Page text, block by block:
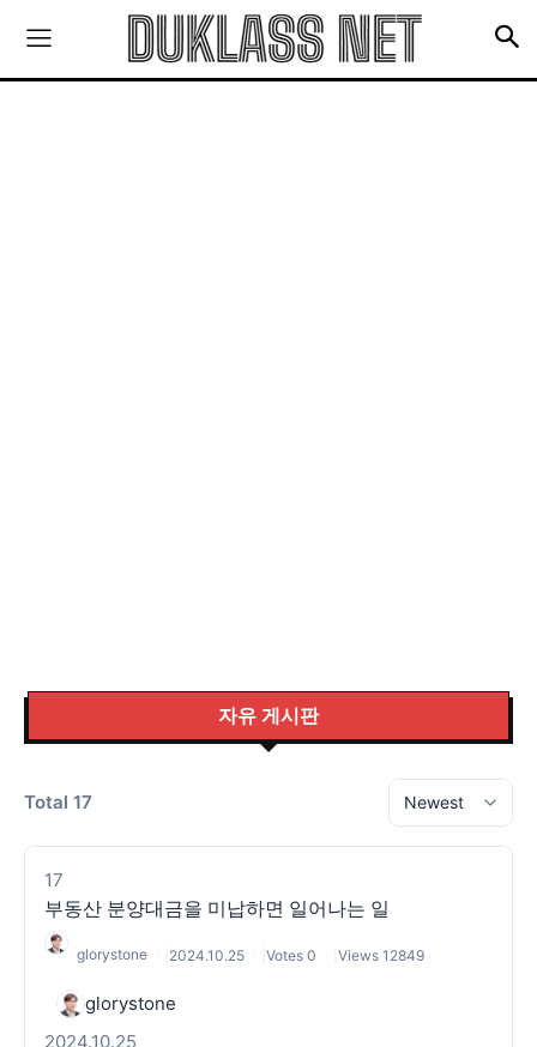
자유 게시판
Total 17
17
부동산 분양대금을 미납하면 일어나는 일
glorystone 2024.10.25 Votes 0 Views 12849
glorystone
2024.10.25